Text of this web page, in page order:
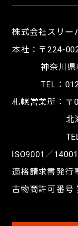
株式会社スリー
本社：〒224-
神奈川
TEL：
札幌営業所：〒
北
ISO9001／
適格請求書発行
古物商許可番号